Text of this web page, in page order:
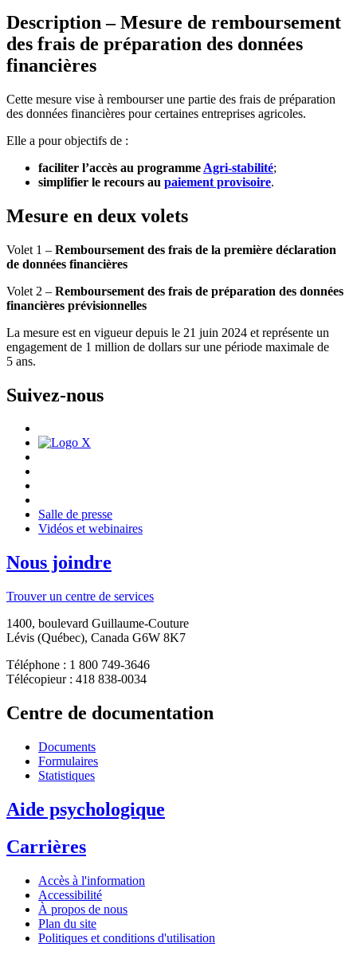
Description – Mesure de remboursement
des frais de préparation des données
financières
Cette mesure vise à rembourser une partie des frais de préparation
des données financières pour certaines entreprises agricoles.
Elle a pour objectifs de :
faciliter l’accès au programme Agri-stabilité;
simplifier le recours au paiement provisoire.
Mesure en deux volets
Volet 1 – Remboursement des frais de la première déclaration
de données financières
Volet 2 – Remboursement des frais de préparation des données
financières prévisionnelles
La mesure est en vigueur depuis le 21 juin 2024 et représente un
engagement de 1 million de dollars sur une période maximale de
5 ans.
Suivez-nous
Salle de presse
Vidéos et webinaires
Nous joindre
Trouver un centre de services
1400, boulevard Guillaume-Couture
Lévis (Québec), Canada G6W 8K7
Téléphone : 1 800 749-3646
Télécopieur : 418 838-0034
Centre de documentation
Documents
Formulaires
Statistiques
Aide psychologique
Carrières
Accès à l'information
Accessibilité
À propos de nous
Plan du site
Politiques et conditions d'utilisation